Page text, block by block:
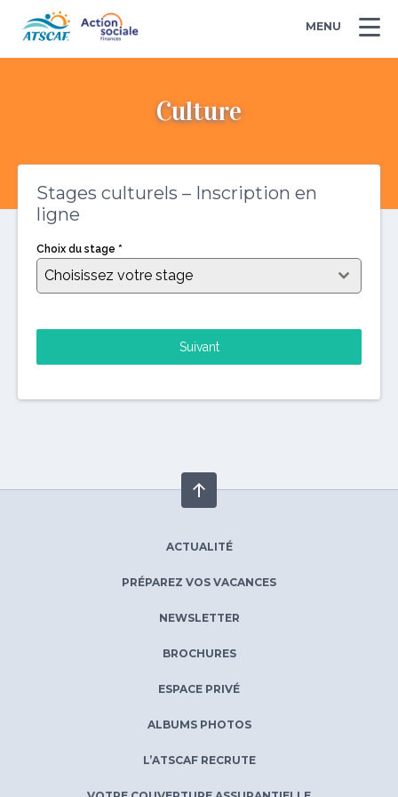
MENU
Culture
Stages culturels – Inscription en
ligne
Choix du stage *
Choisissez votre stage
Suivant
ACTUALITÉ
PRÉPAREZ VOS VACANCES
NEWSLETTER
BROCHURES
ESPACE PRIVÉ
ALBUMS PHOTOS
L’ATSCAF RECRUTE